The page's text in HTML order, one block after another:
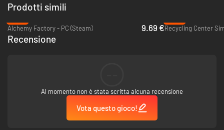
Una tregua non significa un ritorno alla normalità. La Seconda guerra
mondiale ha lasciato il segno nelle città d'Europa, che devono essere
Prodotti simili
Alchemy Factory - PC (Steam)
9.69 €Recycling Center
Recensione
Al momento non è stata scritta alcuna recensione
Vota questo gioco!